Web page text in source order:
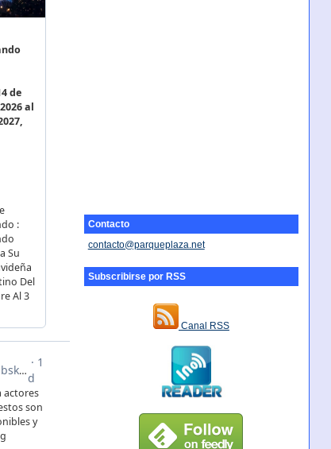
Contacto
contacto@parqueplaza.net
Subscribirse por RSS
Canal RSS